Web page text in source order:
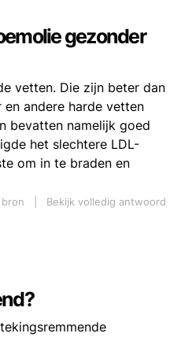
gezonder
vetten. Die zijn beter dan
andere harde vetten
bevatten namelijk goed
het slechtere LDL-
om in te braden en
Bekijk volledig antwoord